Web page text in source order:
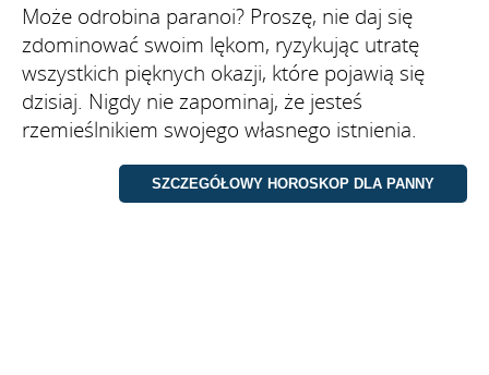
Może odrobina paranoi? Proszę, nie daj się
zdominować swoim lękom, ryzykując utratę
wszystkich pięknych okazji, które pojawią się
dzisiaj. Nigdy nie zapominaj, że jesteś
rzemieślnikiem swojego własnego istnienia.